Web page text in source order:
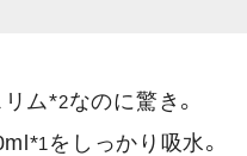
リム*2なのに驚き。
1 をしっかり吸水。